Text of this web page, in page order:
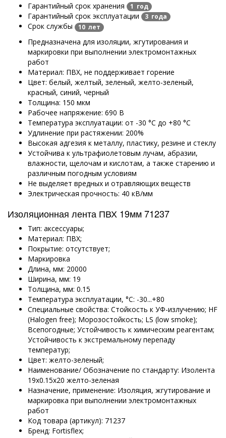
Гарантийный срок хранения 1 год
Гарантийный срок эксплуатации 3 года
Срок службы 10 лет
Предназначена для изоляции, жгутирования и
маркировки при выполнении электромонтажных
работ
Материал: ПВХ, не поддерживает горение
Цвет: белый, желтый, зеленый, желто-зеленый,
красный, синий, черный
Толщина: 150 мкм
Рабочее напряжение: 690 В
Температура эксплуатации: от -30 °C до +80 °C
Удлинение при растяжении: 200%
Высокая адгезия к металлу, пластику, резине и стеклу
Устойчива к ультрафиолетовым лучам, абразии,
влажности, щелочам и кислотам, а также старению и
различным погодным условиям
Не выделяет вредных и отравляющих веществ
Электрическая прочность: 40 кВ/мм
Изоляционная лента ПВХ 19мм 71237
Тип: аксессуары;
Материал: ПВХ;
Покрытие: отсутствует;
Маркировка
Длина, мм: 20000
Ширина, мм: 19
Толщина, мм: 0.15
Температура эксплуатации, °C: -30...+80
Специальные свойства: Стойкость к УФ-излучению; HF
(Halogen free); Морозостойкость; LS (low smoke);
Всепогодные; Устойчивость к химическим реагентам;
Устойчивость к экстремальному перепаду
температур;
Цвет: желто-зеленый;
Наименование/ Обозначение по стандарту: Изолента
19х0.15х20 желто-зеленая
Назначение, применение: Изоляция, жгутирование и
маркировка при выполнении электромонтажных
работ
Код товара (артикул): 71237
Бренд: Fortisflex;